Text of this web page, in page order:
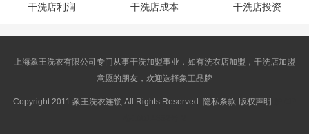
干洗店利润 干洗店成本 干洗店投资
上海象王洗衣有限公司专门从事干洗加盟事业，如有洗衣店加盟，干洗店加盟
意愿的朋友，欢迎选择象王品牌
Copyright 2011 象王洗衣连锁 All Rights Reserved. 隐私条款-版权声明